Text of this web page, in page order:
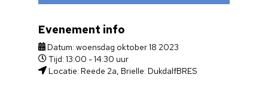
Evenement info
Datum: woensdag oktober 18 2023
Tijd: 13:00 - 14:30 uur
Locatie: Reede 2a, Brielle: DukdalfBRES